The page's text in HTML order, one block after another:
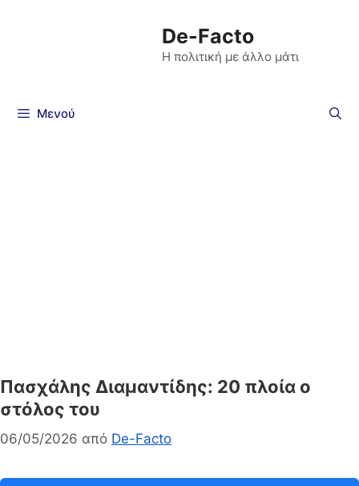
De-Facto
Η πολιτική με άλλο μάτι
Μενού
Πασχάλης Διαμαντίδης: 20 πλοία ο
στόλος του
06/05/2026 από De-Facto